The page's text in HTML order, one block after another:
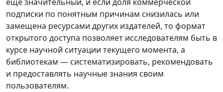
подписки по понятным причинам снизилась или
замещена ресурсами других издателей, то формат
открытого доступа позволяет исследователям быть в
курсе научной ситуации текущего момента, а
библиотекам — систематизировать, рекомендовать
и предоставлять научные знания своим
пользователям.